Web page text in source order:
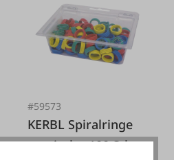
#59573
KERBL Spiralringe
gemischt, 100 Stk.